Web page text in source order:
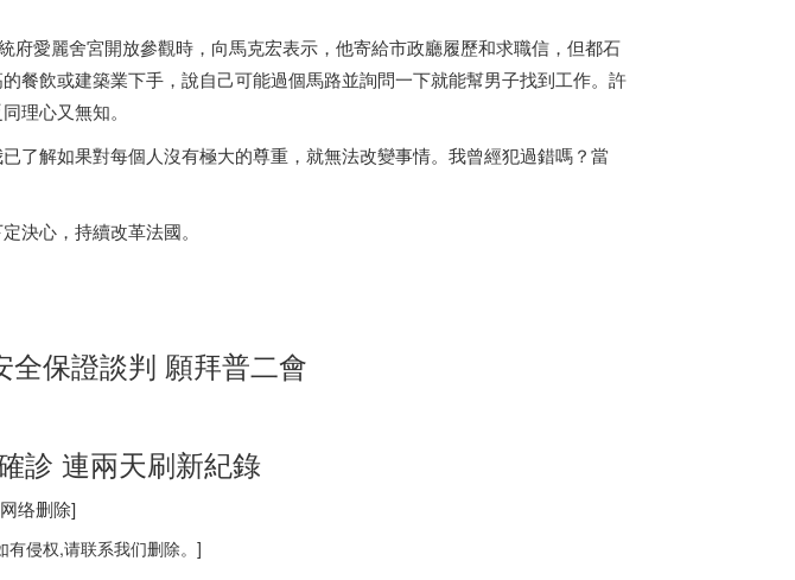
府愛麗舍宮開放參觀時，向馬克宏表示，他寄給市政廳履歷和求職信，但都石
餐飲或建築業下手，說自己可能過個馬路並詢問一下就能幫男子找到工作。許
理心又無知。
了解如果對每個人沒有極大的尊重，就無法改變事情。我曾經犯過錯嗎？當
決心，持續改革法國。
保證談判 願拜普二會
診 連兩天刷新紀錄
网络删除]
有侵权,请联系我们删除。]